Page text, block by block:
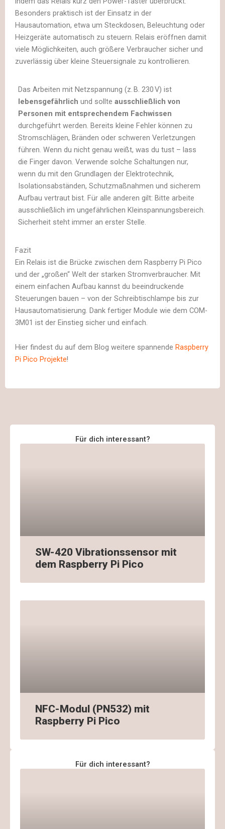
Besonders praktisch ist der Einsatz in der
Hausautomation, etwa um Steckdosen, Beleuchtung oder
Heizgeräte automatisch zu steuern. Relais eröffnen damit
viele Möglichkeiten, auch größere Verbraucher sicher und
zuverlässig über kleine Steuersignale zu kontrollieren.
Das Arbeiten mit Netzspannung (z. B. 230 V) ist
lebensgefährlich und sollteausschließlich von
Personen mit entsprechendem Fachwissen
durchgeführt werden. Bereits kleine Fehler können zu
Stromschlägen, Bränden oder schweren Verletzungen
führen. Wenn du nicht genau weißt, was du tust – lass
die Finger davon. Verwende solche Schaltungen nur,
wenn du mit den Grundlagen der Elektrotechnik,
Isolationsabständen, Schutzmaßnahmen und sicherem
Aufbau vertraut bist. Für alle anderen gilt: Bitte arbeite
ausschließlich im ungefährlichen Kleinspannungsbereich.
Sicherheit steht immer an erster Stelle.
Fazit
Ein Relais ist die Brücke zwischen dem Raspberry Pi Pico
und der „großen“ Welt der starken Stromverbraucher. Mit
einem einfachen Aufbau kannst du beeindruckende
Steuerungen bauen – von der Schreibtischlampe bis zur
Hausautomatisierung. Dank fertiger Module wie dem COM-
3M01 ist der Einstieg sicher und einfach.
Hier findest du auf dem Blog weitere spannende Raspberry
Pi Pico Projekte!
Für dich interessant?
SW-420 Vibrationssensor mit
dem Raspberry Pi Pico
NFC-Modul (PN532) mit
Raspberry Pi Pico
Für dich interessant?